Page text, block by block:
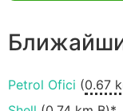
Petrol Ofici (0.67